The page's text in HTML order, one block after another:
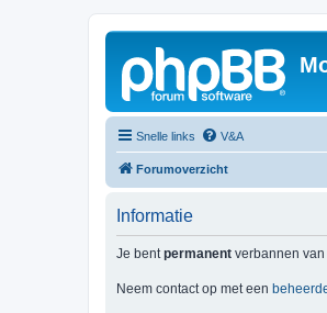
Snelle links V&A
Forumoverzicht
Informatie
Je bentpermanent verbannen van
Neem contact op met een